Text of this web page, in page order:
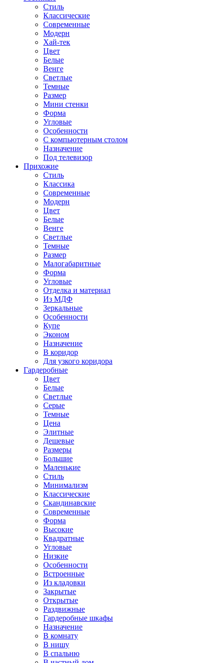
Стиль
Классические
Современные
Модерн
Хай-тек
Цвет
Белые
Венге
Светлые
Темные
Размер
Мини стенки
Форма
Угловые
Особенности
С компьютерным столом
Назначение
Под телевизор
Прихожие
Стиль
Классика
Современные
Модерн
Цвет
Белые
Венге
Светлые
Темные
Размер
Малогабаритные
Форма
Угловые
Отделка и материал
Из МДФ
Зеркальные
Особенности
Купе
Эконом
Назначение
В коридор
Для узкого коридора
Гардеробные
Цвет
Белые
Светлые
Серые
Темные
Цена
Элитные
Дешевые
Размеры
Большие
Маленькие
Стиль
Минимализм
Классические
Скандинавские
Современные
Форма
Высокие
Квадратные
Угловые
Низкие
Особенности
Встроенные
Из кладовки
Закрытые
Открытые
Раздвижные
Гардеробные шкафы
Назначение
В комнату
В нишу
В спальню